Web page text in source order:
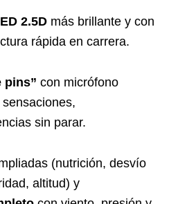
2.5D más brillante y con
rápida en carrera.
pins” con micrófono
sin parar.
(nutrición, desvío
altitud) y